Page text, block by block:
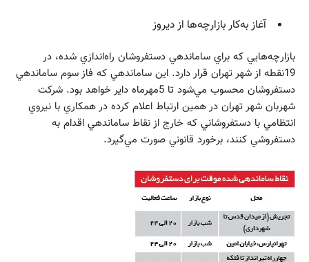
آغاز به‌كار بازارچه‌ها از ديروز
بازارچه‌هايي كه براي ساماندهي دستفروشان راه‌اندازي شده، در
19نقطه از شهر تهران قرار دارد. اين ساماندهي كه فاز سوم ساماندهي
دستفروشان محسوب مي‌شود تا 5مهرماه داير خواهد بود. شركت
شهربان شهر تهران در همين ارتباط اعلام كرده در همكاري با نيروي
انتظامي با دستفروشاني كه خارج از نقاط ساماندهي اقدام به
دستفروشي كنند، برخورد قانوني صورت مي‌گيرد.